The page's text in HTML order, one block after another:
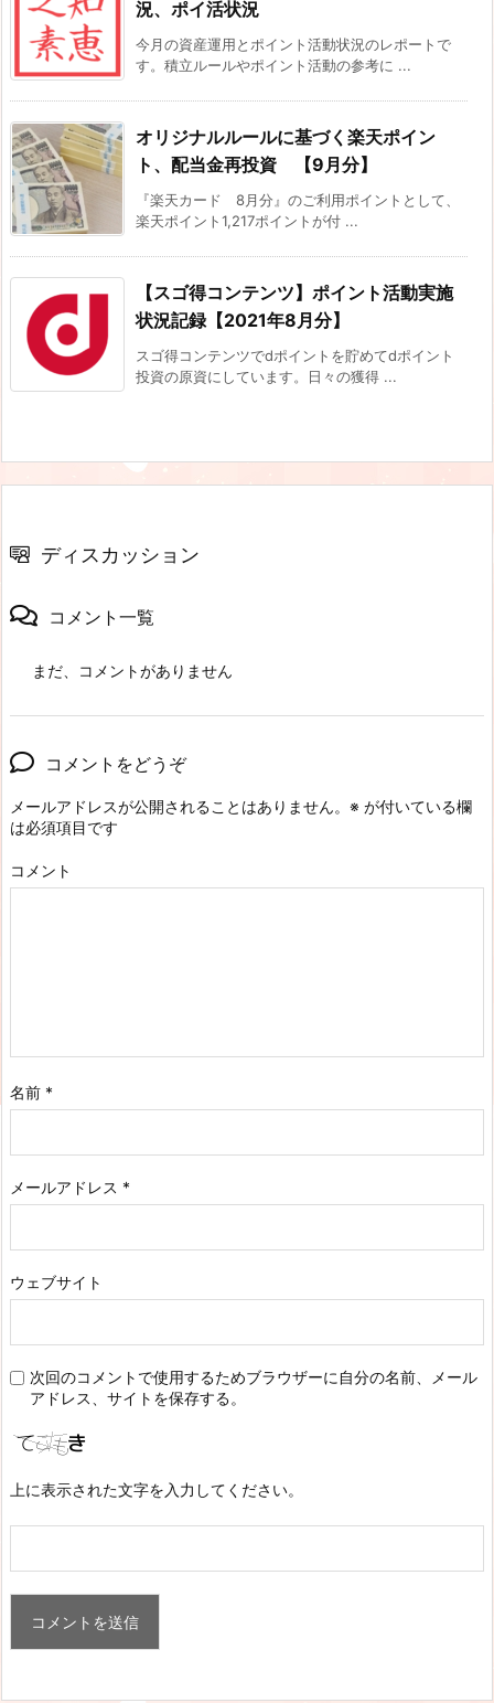
況、ポイ活状況
今月の資産運用とポイント活動状況のレポートで
す。積立ルールやポイント活動の参考に ...
オリジナルルールに基づく楽天ポイン
ト、配当金再投資 【9月分】
『楽天カード 8月分』のご利用ポイントとして、
楽天ポイント1,217ポイントが付 ...
【スゴ得コンテンツ】ポイント活動実施
状況記録【2021年8月分】
スゴ得コンテンツでdポイントを貯めてdポイント
投資の原資にしています。日々の獲得 ...
ディスカッション
コメント一覧
まだ、コメントがありません
コメントをどうぞ
メールアドレスが公開されることはありません。 ※ が付いている欄
は必須項目です
コメント
名前 *
メールアドレス *
ウェブサイト
次回のコメントで使用するためブラウザーに自分の名前、メール
アドレス、サイトを保存する。
上に表示された文字を入力してください。